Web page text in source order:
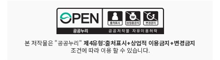
본 저작물은 "공공누리" 제4유형:출처표시+상업적 이용금지+변경금지
조건에 따라 이용 할 수 있습니다.